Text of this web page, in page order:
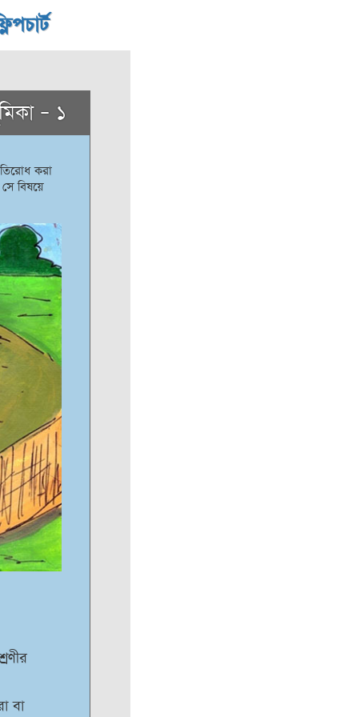
– ১
করা
বিষয়ে
বা